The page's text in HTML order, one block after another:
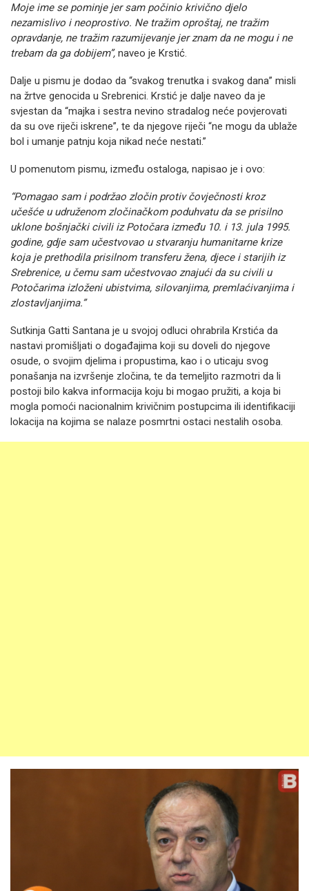
Moje ime se pominje jer sam počinio krivično djelo
nezamislivo i neoprostivo. Ne tražim oproštaj, ne tražim
opravdanje, ne tražim razumijevanje jer znam da ne mogu i ne
trebam da ga dobijem”, naveo je Krstić.
Dalje u pismu je dodao da “svakog trenutka i svakog dana” misli
na žrtve genocida u Srebrenici. Krstić je dalje naveo da je
svjestan da “majka i sestra nevino stradalog neće povjerovati
da su ove riječi iskrene”, te da njegove riječi “ne mogu da ublaže
bol i umanje patnju koja nikad neće nestati.”
U pomenutom pismu, između ostaloga, napisao je i ovo:
“Pomagao sam i podržao zločin protiv čovječnosti kroz
učešće u udruženom zločinačkom poduhvatu da se prisilno
uklone bošnjački civili iz Potočara između 10. i 13. jula 1995.
godine, gdje sam učestvovao u stvaranju humanitarne krize
koja je prethodila prisilnom transferu žena, djece i starijih iz
Srebrenice, u čemu sam učestvovao znajući da su civili u
Potočarima izloženi ubistvima, silovanjima, premlaćivanjima i
zlostavljanjima.”
Sutkinja Gatti Santana je u svojoj odluci ohrabrila Krstića da
nastavi promišljati o događajima koji su doveli do njegove
osude, o svojim djelima i propustima, kao i o uticaju svog
ponašanja na izvršenje zločina, te da temeljito razmotri da li
postoji bilo kakva informacija koju bi mogao pružiti, a koja bi
mogla pomoći nacionalnim krivičnim postupcima ili identifikaciji
lokacija na kojima se nalaze posmrtni ostaci nestalih osoba.